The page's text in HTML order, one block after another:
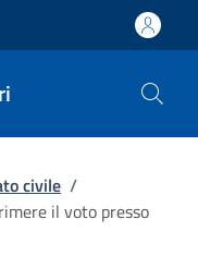
civile /
il voto presso